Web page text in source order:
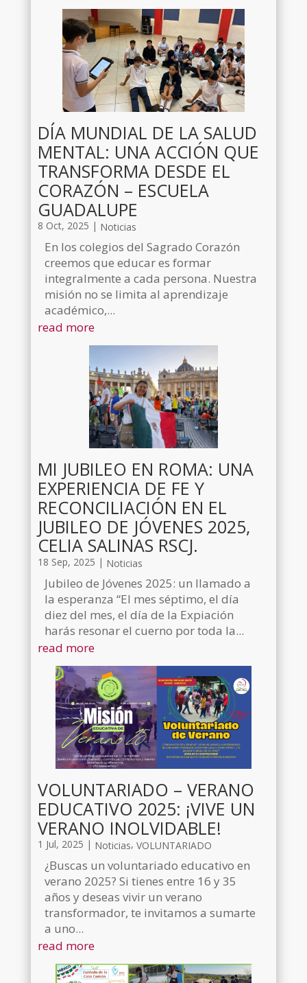
DÍA MUNDIAL DE LA SALUD
MENTAL: UNA ACCIÓN QUE
TRANSFORMA DESDE EL
CORAZÓN – ESCUELA
GUADALUPE
8 Oct, 2025 | Noticias
En los colegios del Sagrado Corazón
creemos que educar es formar
integralmente a cada persona. Nuestra
misión no se limita al aprendizaje
académico,...
read more
MI JUBILEO EN ROMA: UNA
EXPERIENCIA DE FE Y
RECONCILIACIÓN EN EL
JUBILEO DE JÓVENES 2025,
CELIA SALINAS RSCJ.
18 Sep, 2025 | Noticias
Jubileo de Jóvenes 2025: un llamado a
la esperanza “El mes séptimo, el día
diez del mes, el día de la Expiación
harás resonar el cuerno por toda la...
read more
VOLUNTARIADO – VERANO
EDUCATIVO 2025: ¡VIVE UN
VERANO INOLVIDABLE!
1 Jul, 2025 | Noticias, VOLUNTARIADO
¿Buscas un voluntariado educativo en
verano 2025? Si tienes entre 16 y 35
años y deseas vivir un verano
transformador, te invitamos a sumarte
a uno...
read more